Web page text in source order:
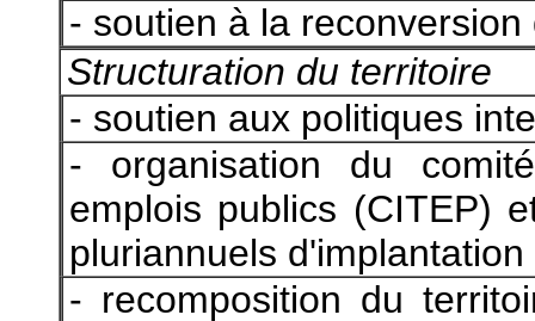
- soutien à la
Structuration du territoire
- soutien aux politiques
- organisation du
emplois publics (CITEP)
pluriannuels d'implantation
- recomposition du